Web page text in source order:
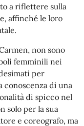
a riflettere sulla
affinché le loro
non sono
femminili nei
per
conoscenza di una
di spicco nel
solo per la sua
e coreografo, ma